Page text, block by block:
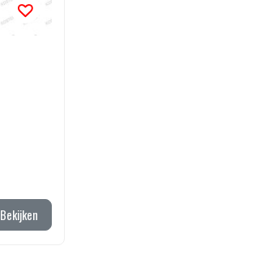
Bekijken